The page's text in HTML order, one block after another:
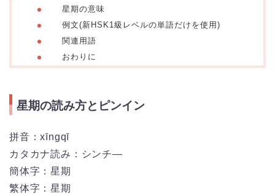
星期の意味
例文(新HSK1級レベルの単語だけを使用)
関連用語
おわりに
星期の読み方とピンイン
拼音：xīngqī
カタカナ読み：シンチ―
簡体字：星期
繁体字：星期